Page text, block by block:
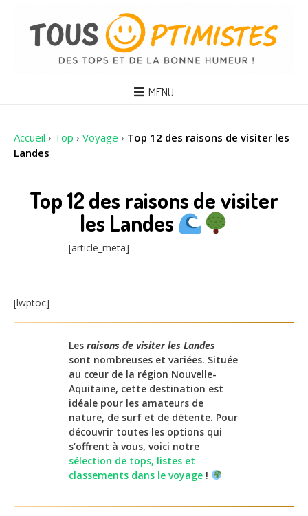
MENU
Accueil › Top › Voyage › Top 12 des raisons de visiter les
Landes
Top 12 des raisons de visiter
les Landes
[article_meta]
[lwptoc]
Les raisons de visiter les Landes
sont nombreuses et variées. Située
au cœur de la région Nouvelle-
Aquitaine, cette destination est
idéale pour les amateurs de
nature, de surf et de détente. Pour
découvrir toutes les options qui
s’offrent à vous, voici notre
sélection de tops, listes et
classements dans le voyage !